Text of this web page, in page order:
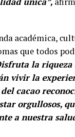
académica,
que todos
la
vivir la
cacao
orgullosos,
a nuestra